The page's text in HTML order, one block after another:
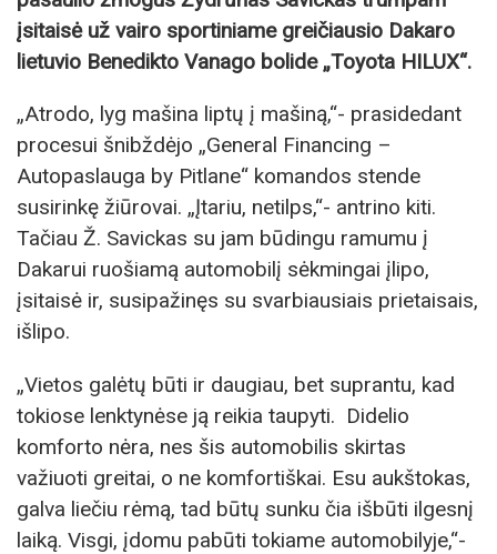
įsitaisė už vairo sportiniame greičiausio Dakaro
lietuvio Benedikto Vanago bolide „Toyota HILUX“.
„Atrodo, lyg mašina liptų į mašiną,“- prasidedant
procesui šnibždėjo „General Financing –
Autopaslauga by Pitlane“ komandos stende
susirinkę žiūrovai. „Įtariu, netilps,“- antrino kiti.
Tačiau Ž. Savickas su jam būdingu ramumu į
Dakarui ruošiamą automobilį sėkmingai įlipo,
įsitaisė ir, susipažinęs su svarbiausiais prietaisais,
išlipo.
„Vietos galėtų būti ir daugiau, bet suprantu, kad
tokiose lenktynėse ją reikia taupyti. Didelio
komforto nėra, nes šis automobilis skirtas
važiuoti greitai, o ne komfortiškai. Esu aukštokas,
galva liečiu rėmą, tad būtų sunku čia išbūti ilgesnį
laiką. Visgi, įdomu pabūti tokiame automobilyje,“-